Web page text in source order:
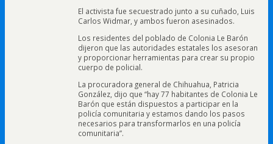
El activista fue secuestrado junto a su cuñado, Luis
Carlos Widmar, y ambos fueron asesinados.
Los residentes del poblado de Colonia Le Barón
dijeron que las autoridades estatales los asesoran
y proporcionar herramientas para crear su propio
cuerpo de policial.
La procuradora general de Chihuahua, Patricia
González, dijo que “hay 77 habitantes de Colonia Le
Barón que están dispuestos a participar en la
policía comunitaria y estamos dando los pasos
necesarios para transformarlos en una policía
comunitaria”.